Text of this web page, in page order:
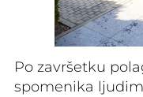
Po završetku
spomenika